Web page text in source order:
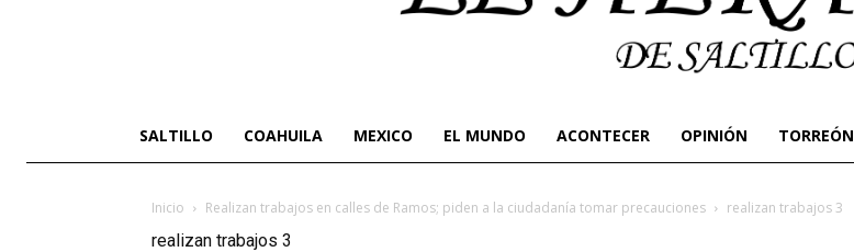
SALTILLO COAHUILA MEXICO EL MUNDO ACONTECER OPINIÓN TORREÓN
Inicio Realizan trabajos en calles de Ramos; piden a la ciudadanía tomar precauciones realizan trabajos 3
realizan trabajos 3